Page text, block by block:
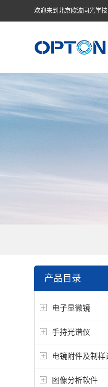
欢迎来到北京欧波同光学技
产品目录
电子显微镜
手持光谱仪
电镜附件及制样
图像分析软件